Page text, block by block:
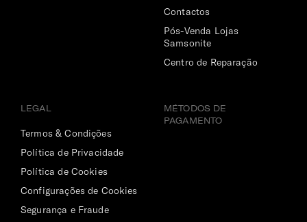
Contactos
Pós-Venda Lojas
Samsonite
Centro de Reparação
LEGAL
Termos & Condições
Política de Privacidade
Política de Cookies
Configurações de Cookies
Segurança e Fraude
MÉTODOS DE
PAGAMENTO